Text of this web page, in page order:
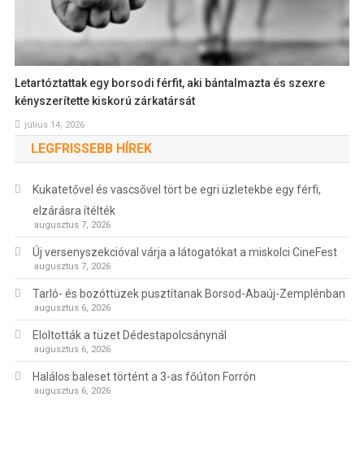
Letartóztattak egy borsodi férfit, aki bántalmazta és szexre
kényszerítette kiskorú zárkatársát
július 14, 2026
LEGFRISSEBB HÍREK
Kukatetővel és vascsővel tört be egri üzletekbe egy férfi,
elzárásra ítélték
augusztus 7, 2026
Új versenyszekcióval várja a látogatókat a miskolci CineFest
augusztus 7, 2026
Tarló- és bozóttüzek pusztítanak Borsod-Abaúj-Zemplénban
augusztus 6, 2026
Eloltották a tüzet Dédestapolcsánynál
augusztus 6, 2026
Halálos baleset történt a 3-as főúton Forrón
augusztus 6, 2026